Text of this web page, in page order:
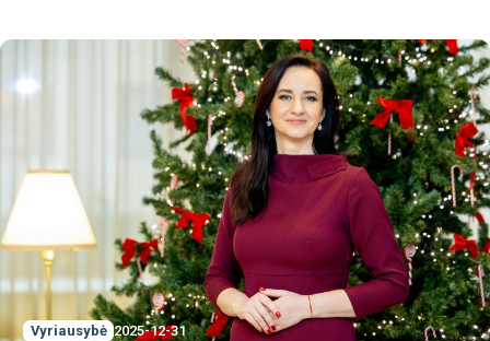
Vyriausybė 2025-12-31